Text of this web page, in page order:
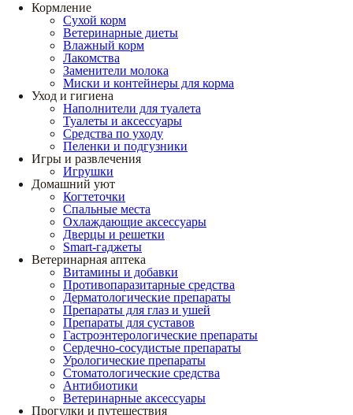
Кормление
Сухой корм
Ветеринарные диеты
Влажный корм
Лакомства
Заменители молока
Миски и контейнеры для корма
Уход и гигиена
Наполнители для туалета
Туалеты и аксессуары
Средства по уходу
Пеленки и подгузники
Игры и развлечения
Игрушки
Домашний уют
Когтеточки
Спальные места
Охлаждающие аксессуары
Дверцы и решетки
Smart-гаджеты
Ветеринарная аптека
Витамины и добавки
Противопаразитарные средства
Дерматологические препараты
Препараты для глаз и ушей
Препараты для суставов
Гастроэнтерологические препараты
Сердечно-сосудистые препараты
Урологические препараты
Стоматологические средства
Антибиотики
Ветеринарные аксессуары
Прогулки и путешествия